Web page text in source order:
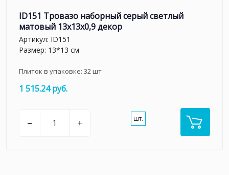
ID151 Тровазо наборный серый светлый
матовый 13x13x0,9 декор
Артикул: ID151
Размер: 13*13 см
Плиток в упаковке: 32шт
1 515.24 руб.
– + шт.